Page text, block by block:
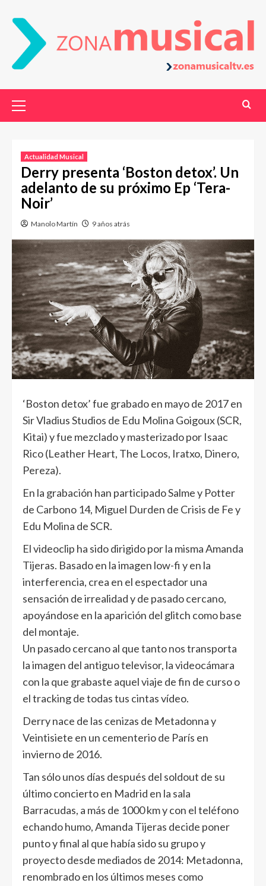
Actualidad Musical
Derry presenta ‘Boston detox’. Un
adelanto de su próximo Ep ‘Tera-
Noir’
Manolo Martín 9 años atrás
‘Boston detox’ fue grabado en mayo de 2017 en
Sir Vladius Studios de Edu Molina Goigoux (SCR,
Kitai) y fue mezclado y masterizado por Isaac
Rico (Leather Heart, The Locos, Iratxo, Dinero,
Pereza).
En la grabación han participado Salme y Potter
de Carbono 14, Miguel Durden de Crisis de Fe y
Edu Molina de SCR.
El videoclip ha sido dirigido por la misma Amanda
Tijeras. Basado en la imagen low-fi y en la
interferencia, crea en el espectador una
sensación de irrealidad y de pasado cercano,
apoyándose en la aparición del glitch como base
del montaje.
Un pasado cercano al que tanto nos transporta
la imagen del antiguo televisor, la videocámara
con la que grabaste aquel viaje de fin de curso o
el tracking de todas tus cintas vídeo.
Derry nace de las cenizas de Metadonna y
Veintisiete en un cementerio de París en
invierno de 2016.
Tan sólo unos días después del soldout de su
último concierto en Madrid en la sala
Barracudas, a más de 1000 km y con el teléfono
echando humo, Amanda Tijeras decide poner
punto y final al que había sido su grupo y
proyecto desde mediados de 2014: Metadonna,
renombrado en los últimos meses como